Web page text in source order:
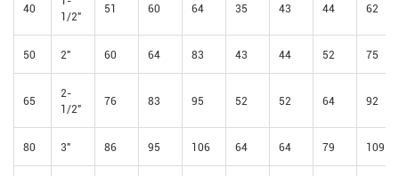
40
1/2"
51 60 64 35 43 44 62
50 2" 60 64 83 43 44 52 75
65
2-
1/2"
76 83 95 52 52 64 92
80 3" 86 95 106 64 64 79 109